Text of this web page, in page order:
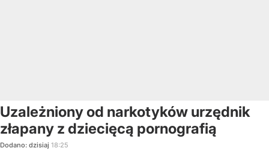
Uzależniony od narkotyków urzędnik
złapany z dziecięcą pornografią
Dodano: dzisiaj 18:25